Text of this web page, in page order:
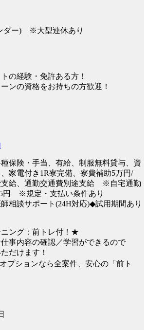
ダー) ※大型連休あり
の経験・免許ある方！
ンの資格をお持ちの方歓迎！
種保険・手当、有給、制服無料貸与、資
家電付き1R寮完備、寮費補助5万円/
支給、通勤交通費別途支給 ※自宅通勤
円 ※規定・支払い条件あり
相談サポート(24H対応)◆試用期間あり
ング：前トレ付！★
事内容の確認／学習ができるので
だけます！
プションなら全案件、安心の「前ト